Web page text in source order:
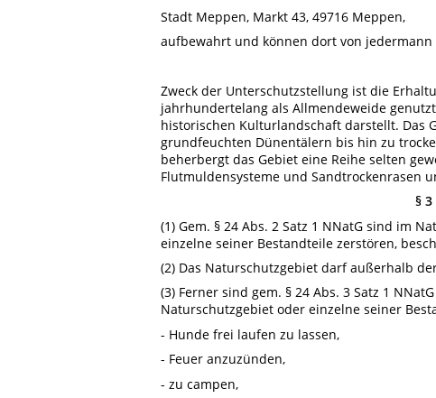
Stadt Meppen, Markt 43, 49716 Meppen,
aufbewahrt und können dort von
Zweck der Unterschutzstellung ist die
jahrhundertelang als Allmendeweide
historischen Kulturlandschaft darstellt. Das
grundfeuchten Dünentälern bis hin zu
beherbergt das Gebiet eine Reihe selten
Flutmuldensysteme und Sandtrockenrasen
§
(1) Gem. § 24 Abs. 2 Satz 1 NNatG sind im
einzelne seiner Bestandteile zerstören,
(2) Das Naturschutzgebiet darf außerhalb
(3) Ferner sind gem. § 24 Abs. 3 Satz 1
Naturschutzgebiet oder einzelne seiner
- Hunde frei laufen zu lassen,
- Feuer anzuzünden,
- zu campen,